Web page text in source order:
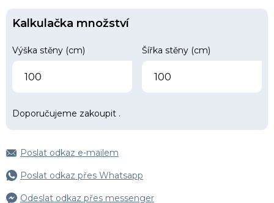
Kalkulačka množství
Výška stěny (cm) Šířka stěny (cm)
Doporučujeme zakoupit .
Poslat odkaz e-mailem
Poslat odkaz přes Whatsapp
Odeslat odkaz přes messenger